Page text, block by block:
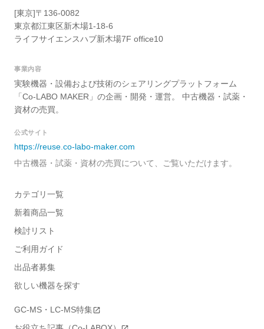
[東京]〒136-0082
東京都江東区新木場1-18-6
ライフサイエンスハブ新木場7F office10
事業内容
実験機器・設備および技術のシェアリングプラットフォーム
「Co-LABO MAKER」の企画・開発・運営。 中古機器・試薬・
資材の売買。
公式サイト
https://reuse.co-labo-maker.com
中古機器・試薬・資材の売買について、ご覧いただけます。
カテゴリ一覧
新着商品一覧
検討リスト
ご利用ガイド
出品者募集
欲しい機器を探す
GC-MS・LC-MS特集